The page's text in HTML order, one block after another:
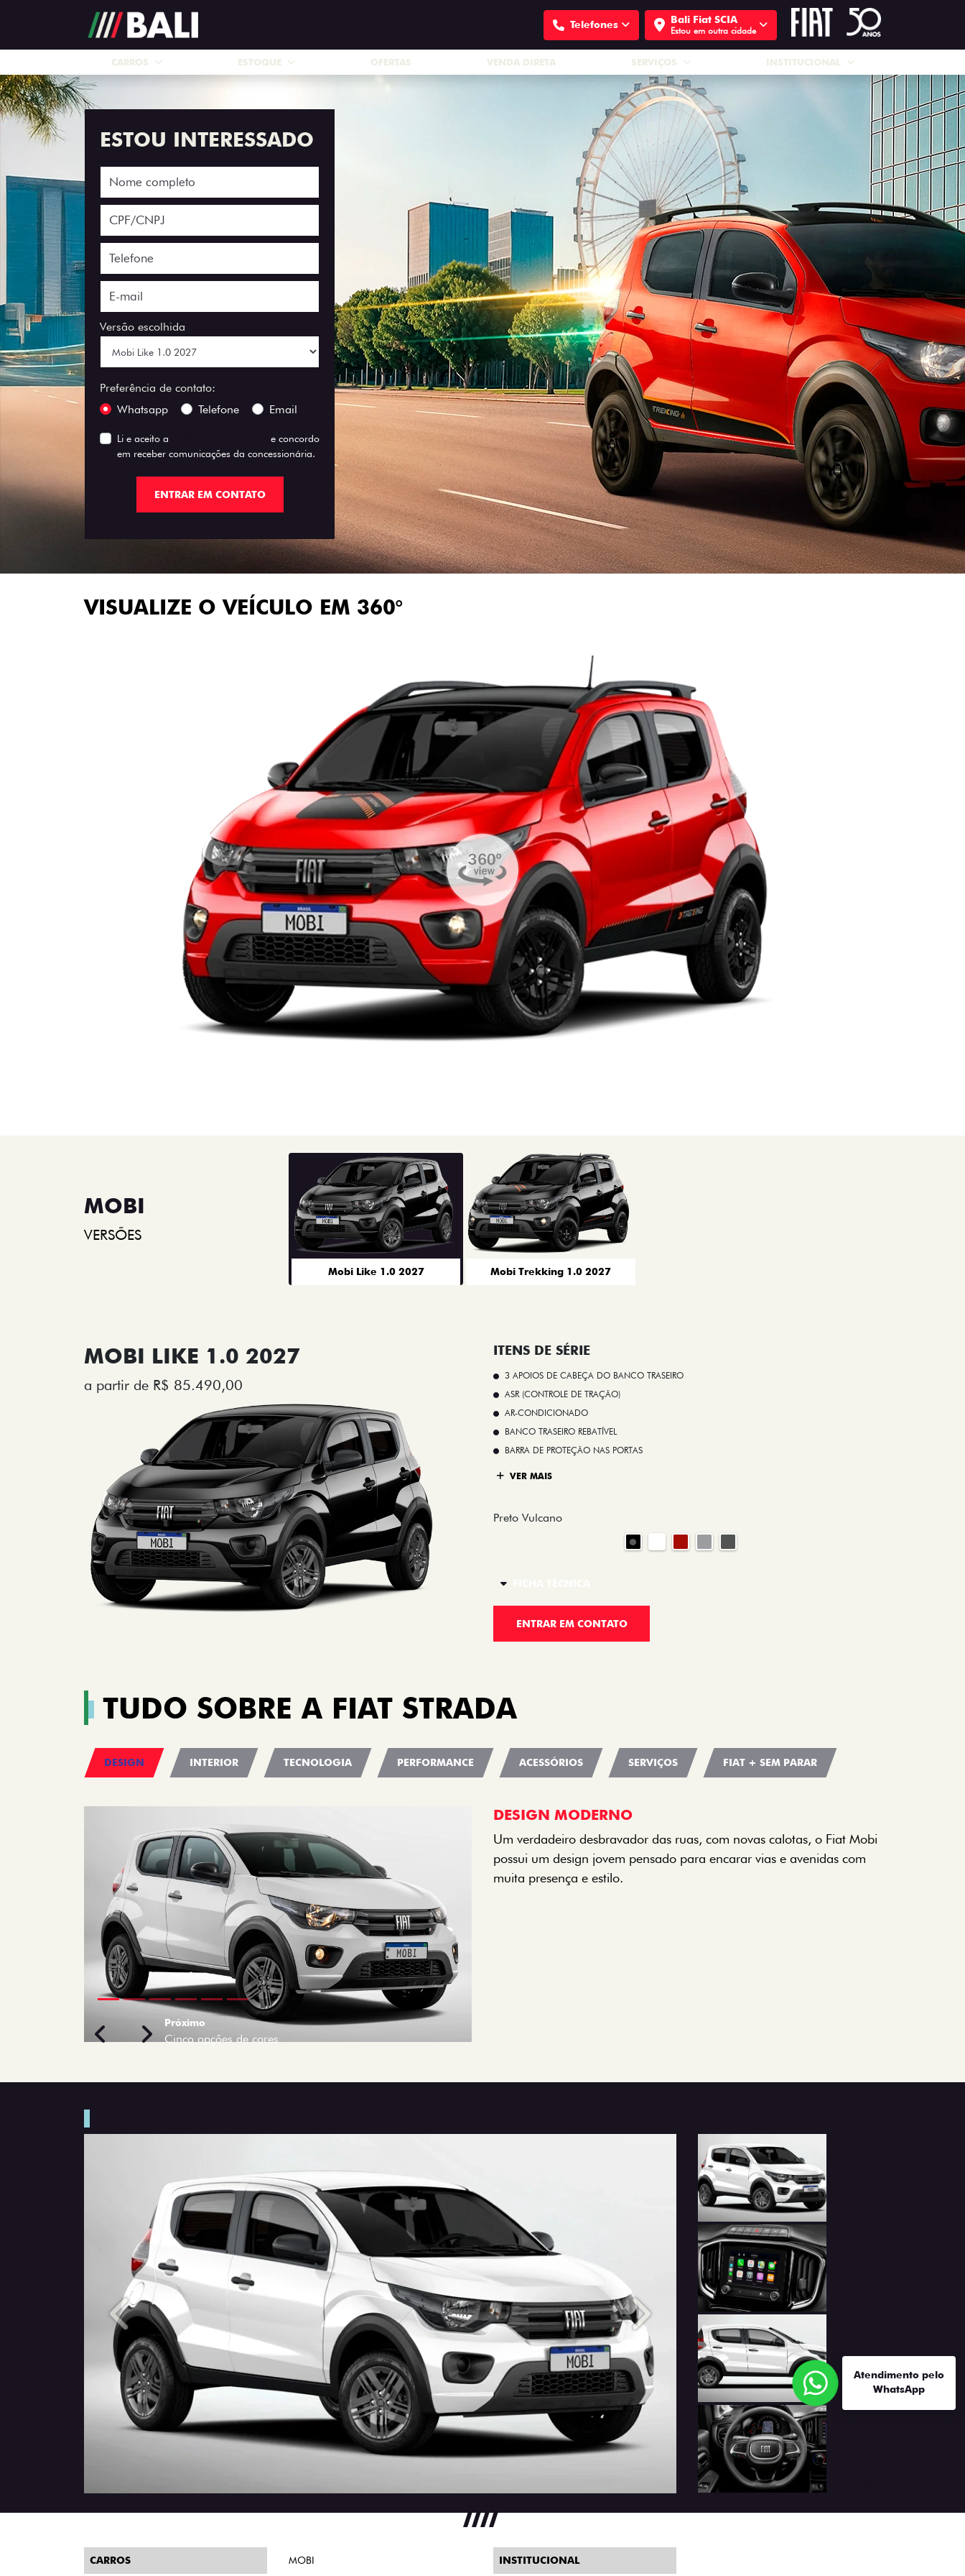
Bali Fiat SCIA
Estou em outra cidade
Telefones
CARROS ESTOQUE OFERTAS VENDA DIRETA SERVIÇOS INSTITUCIONAL
ESTOU INTERESSADO
Versão escolhida
Preferência de contato:
Whatsapp
Telefone Email
Li e aceito a
e concordo
em receber comunicações da concessionária.
ENTRAR EM CONTATO
VISUALIZE O VEÍCULO EM 360°
MOBI
VERSÕES
Mobi Like 1.0 2027 Mobi Trekking 1.0 2027
MOBI LIKE 1.0 2027
a partir de R$ 85.490,00
ITENS DE SÉRIE
3 APOIOS DE CABEÇA DO BANCO TRASEIRO
ASR (CONTROLE DE TRAÇÃO)
AR-CONDICIONADO
BANCO TRASEIRO REBATÍVEL
BARRA DE PROTEÇÃO NAS PORTAS
VER MAIS
Preto Vulcano
ENTRAR EM CONTATO
TUDO SOBRE A FIAT STRADA
DESIGN INTERIOR TECNOLOGIA PERFORMANCE ACESSÓRIOS SERVIÇOS FIAT + SEM PARAR
CINCO OPÇÕES DE CORES
O Fiat Mobi tem sempre uma opção de cor que é a sua cara. Escolha
entre o Preto Vulcano, Vermelho Montecarlo, Branco Banchisa, Prata
Bari e Cinza Silverstone.
Previous Next
A SUA FIAT STRADA POR TODOS OS ÂNGULOS
Anterior Próximo
Atendimento pelo
WhatsApp